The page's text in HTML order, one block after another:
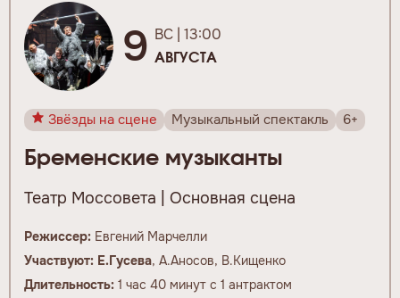
9 ВС | 13:00
АВГУСТА
Звёзды на сцене Музыкальный спектакль 6+
Бременские музыканты
Театр Моссовета | Основная сцена
Режиссер: Евгений Марчелли
Участвуют: Е.Гусева, А.Аносов, В.Кищенко
Длительность: 1 час 40 минут с 1 антрактом